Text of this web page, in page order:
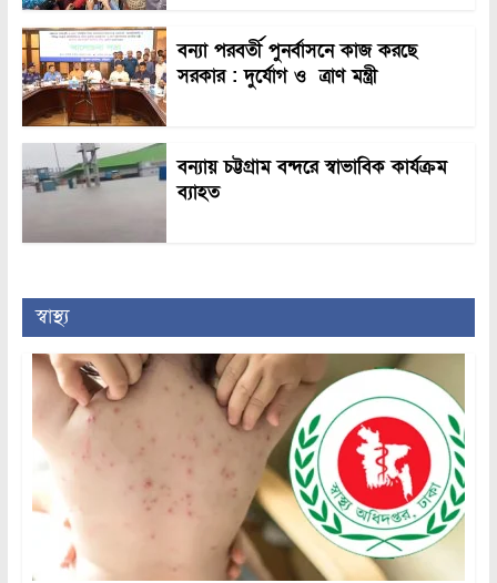
বন্যা পরবর্তী পুনর্বাসনে কাজ করছে
সরকার : দুর্যোগ ও ত্রাণ মন্ত্রী
বন্যায় চট্টগ্রাম বন্দরে স্বাভাবিক কার্যক্রম
ব্যাহত
স্বাস্থ্য